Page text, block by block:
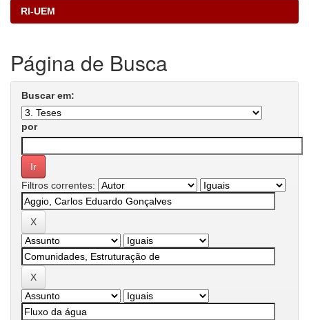
RI-UEM
Página de Busca
Buscar em:
por
Filtros correntes: